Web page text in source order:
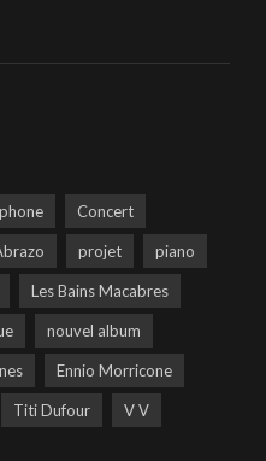
Concert
projet piano
Les Bains Macabres
nouvel album
Ennio Morricone
Titi Dufour V V